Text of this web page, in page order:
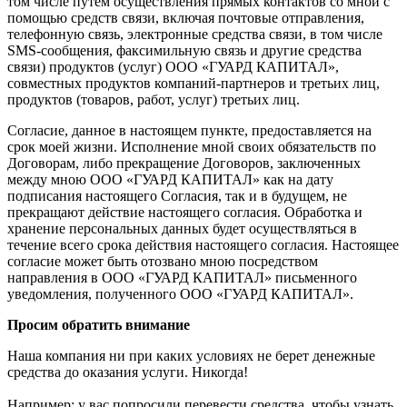
помощью средств связи, включая почтовые отправления,
телефонную связь, электронные средства связи, в том числе
SMS-сообщения, факсимильную связь и другие средства
связи) продуктов (услуг) ООО «ГУАРД КАПИТАЛ»,
совместных продуктов компаний-партнеров и третьих лиц,
продуктов (товаров, работ, услуг) третьих лиц.
Согласие, данное в настоящем пункте, предоставляется на
срок моей жизни. Исполнение мной своих обязательств по
Договорам, либо прекращение Договоров, заключенных
между мною ООО «ГУАРД КАПИТАЛ» как на дату
подписания настоящего Согласия, так и в будущем, не
прекращают действие настоящего согласия. Обработка и
хранение персональных данных будет осуществляться в
течение всего срока действия настоящего согласия. Настоящее
согласие может быть отозвано мною посредством
направления в ООО «ГУАРД КАПИТАЛ» письменного
уведомления, полученного ООО «ГУАРД КАПИТАЛ».
Просим обратить внимание
Наша компания ни при каких условиях не берет денежные
средства до оказания услуги. Никогда!